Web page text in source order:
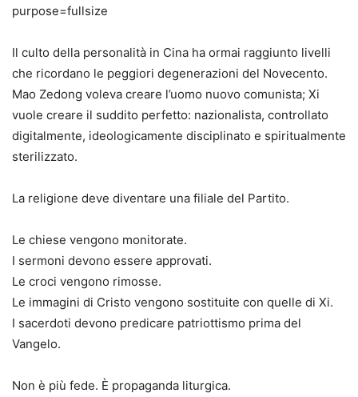
Il culto della personalità in Cina ha ormai raggiunto livelli
che ricordano le peggiori degenerazioni del Novecento.
Mao Zedong voleva creare l’uomo nuovo comunista; Xi
vuole creare il suddito perfetto: nazionalista, controllato
digitalmente, ideologicamente disciplinato e spiritualmente
sterilizzato.
La religione deve diventare una filiale del Partito.
Le chiese vengono monitorate.
I sermoni devono essere approvati.
Le croci vengono rimosse.
Le immagini di Cristo vengono sostituite con quelle di Xi.
I sacerdoti devono predicare patriottismo prima del
Vangelo.
Non è più fede. È propaganda liturgica.